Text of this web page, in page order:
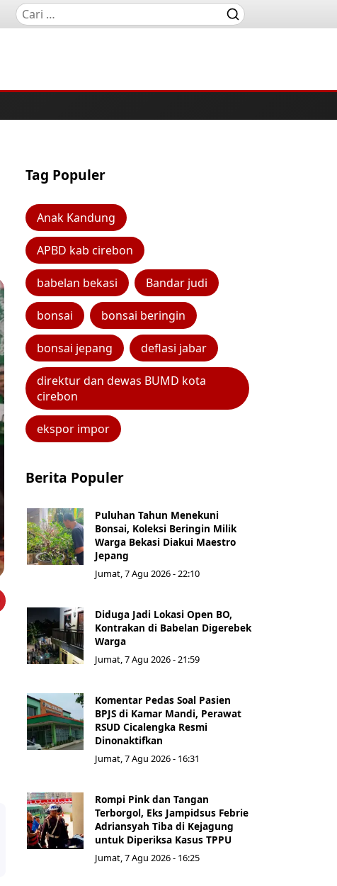
Tag Populer
Anak Kandung
APBD kab cirebon
babelan bekasi Bandar judi
bonsai bonsai beringin
bonsai jepang deflasi jabar
direktur dan dewas BUMD kota
cirebon
ekspor impor
Berita Populer
Puluhan Tahun Menekuni
Bonsai, Koleksi Beringin Milik
Warga Bekasi Diakui Maestro
Jepang
Jumat, 7 Agu 2026 - 22:10
Diduga Jadi Lokasi Open BO,
Kontrakan di Babelan Digerebek
Warga
Jumat, 7 Agu 2026 - 21:59
Komentar Pedas Soal Pasien
BPJS di Kamar Mandi, Perawat
RSUD Cicalengka Resmi
Dinonaktifkan
Jumat, 7 Agu 2026 - 16:31
Rompi Pink dan Tangan
Terborgol, Eks Jampidsus Febrie
Adriansyah Tiba di Kejagung
untuk Diperiksa Kasus TPPU
Jumat, 7 Agu 2026 - 16:25